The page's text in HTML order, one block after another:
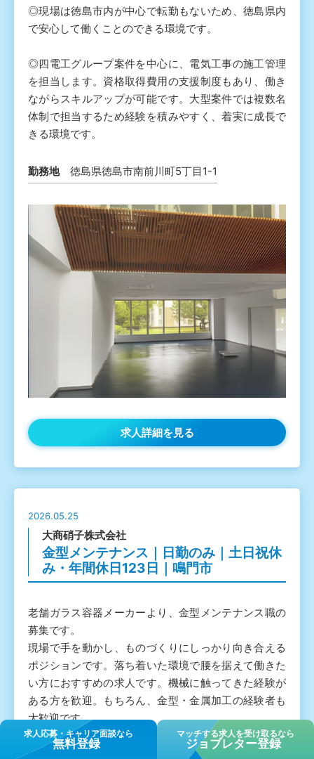
◎現場は徳島市内が中心で転勤もないため、徳島県内
で安心して働くことのできる環境です。
◎四電工グループ案件を中心に、電気工事の施工管理
を担当します。資格取得費用の支援制度もあり、働き
ながらスキルアップが可能です。大型案件では複数名
体制で担当するため経験を積みやすく、着実に成長で
きる環境です。
勤務地 徳島県徳島市南前川町5丁目1-1
求人詳細を見る
2026.05.25
大商硝子株式会社
金型メンテナンス｜日勤のみ｜土日祝休
み・年間休日123日｜鳴門市
老舗ガラス容器メーカーより、金型メンテナンス職の
募集です。
現場で手を動かし、ものづくりにしっかり向き合える
ポジションです。落ち着いた環境で腰を据えて働きた
い方におすすめの求人です。機械に触ってきた経験が
ある方を歓迎。もちろん、金型・金属加工の経験者も
大歓迎です。
◎日勤のみの勤務で、残業も少なめです。体力的な負
求⼈応募・キャリア⾯談なら
無料登録
マッチする求人を受け取るなら
ジョブレター登録